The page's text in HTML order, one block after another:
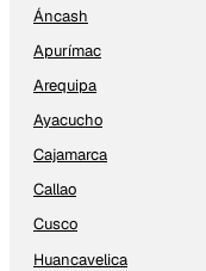
Áncash
Apurímac
Arequipa
Ayacucho
Cajamarca
Callao
Cusco
Huancavelica